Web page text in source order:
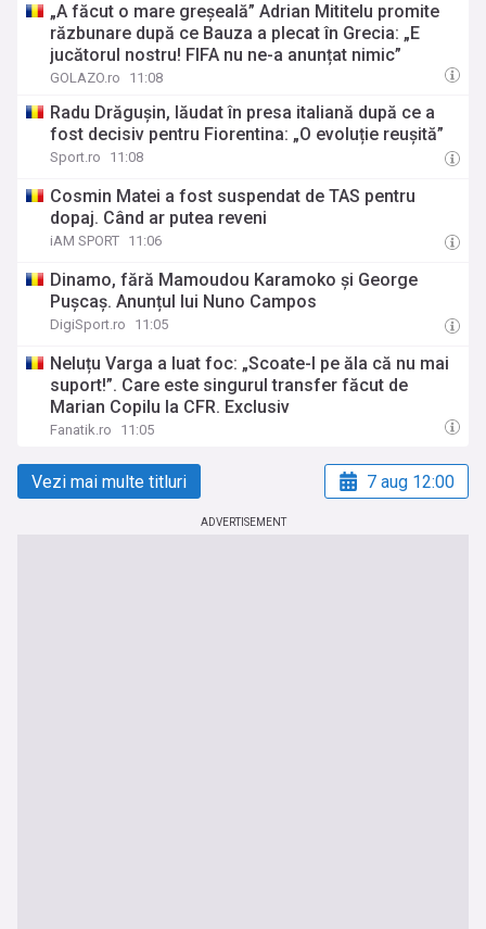
„A făcut o mare greșeală” Adrian Mititelu promite
răzbunare după ce Bauza a plecat în Grecia: „E
jucătorul nostru! FIFA nu ne-a anunțat nimic”
GOLAZO.ro 11:08
Radu Drăgușin, lăudat în presa italiană după ce a
fost decisiv pentru Fiorentina: „O evoluție reușită”
Sport.ro 11:08
Cosmin Matei a fost suspendat de TAS pentru
dopaj. Când ar putea reveni
iAM SPORT 11:06
Dinamo, fără Mamoudou Karamoko și George
Pușcaș. Anunțul lui Nuno Campos
DigiSport.ro 11:05
Neluțu Varga a luat foc: „Scoate-l pe ăla că nu mai
suport!”. Care este singurul transfer făcut de
Marian Copilu la CFR. Exclusiv
Fanatik.ro 11:05
Vezi mai multe titluri 7 aug 12:00
ADVERTISEMENT